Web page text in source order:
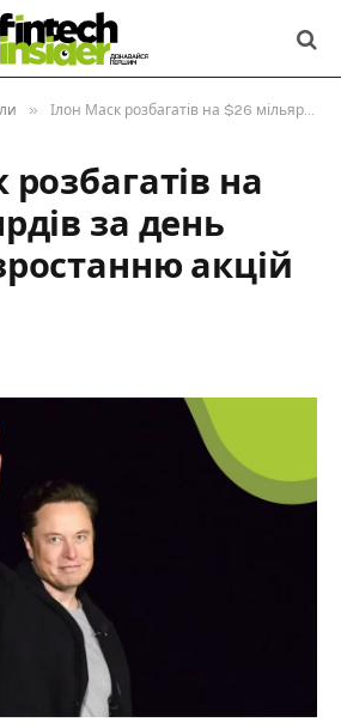
» Ілон Маск розбагатів на $26 мільярдів за день завдяки зростанню акцій Tesla
на
за день
акцій